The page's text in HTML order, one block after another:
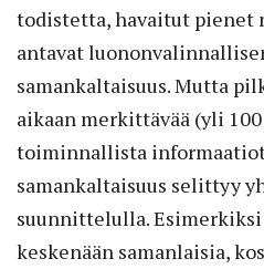
todistetta, havaitut pienet
antavat
samankaltaisuus. Mutta
aikaan merkittävää (yli
toiminnallista
samankaltaisuus selittyy
suunnittelulla.
keskenään samanlaisia,